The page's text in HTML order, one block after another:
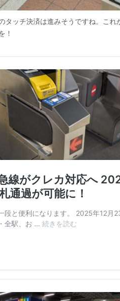
タッチ決済は進みそうですね。これ
！